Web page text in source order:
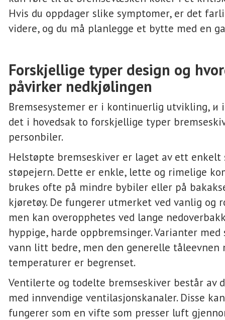
Hvis du oppdager slike symptomer, er det
videre, og du må planlegge et bytte med en
Forskjellige typer design og
påvirker nedkjølingen
Bremsesystemer er i kontinuerlig utvikling, и
det i hovedsak to forskjellige typer
personbiler.
Helstøpte bremseskiver er laget av ett enkelt
støpejern. Dette er enkle, lette og rimelige
brukes ofte på mindre bybiler eller på
kjøretøy. De fungerer utmerket ved vanlig og
men kan overopphetes ved lange
hyppige, harde oppbremsinger. Varianter med
vann litt bedre, men den generelle tåleevnen
temperaturer er begrenset.
Ventilerte og todelte bremseskiver består av
med innvendige ventilasjonskanaler. Disse
fungerer som en vifte som presser luft